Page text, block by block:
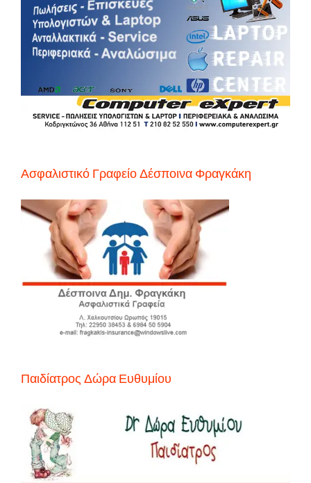
Ασφαλιστικό Γραφείο Δέσποινα Φραγκάκη
Παιδίατρος Δώρα Ευθυμίου